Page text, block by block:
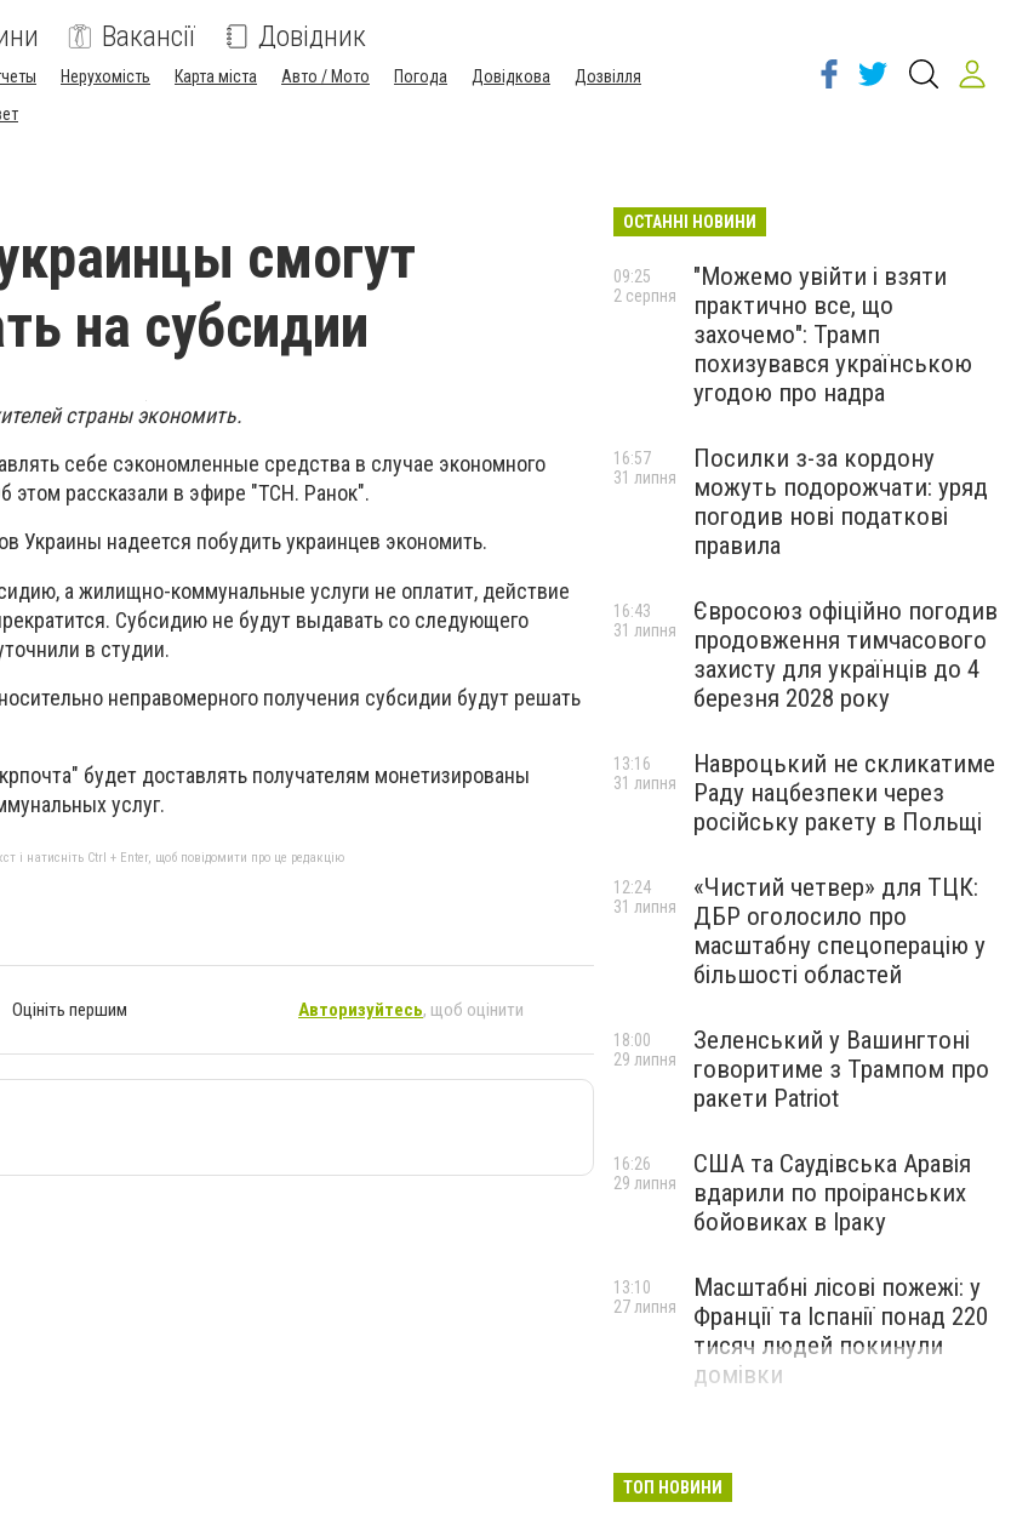
Вакансії Довідник
Нерухомість Карта міста Авто / Мото Погода Довідкова
Дозвілля
смогут
на субсидии
страны экономить.
себе сэкономленные средства в случае экономного
этом рассказали в эфире "ТСН. Ранок".
Украины надеется побудить украинцев экономить.
а жилищно-коммунальные услуги не оплатит, действие
Субсидию не будут выдавать со следующего
в студии.
неправомерного получения субсидии будут решать
будет доставлять получателям монетизированы
услуг.
і натисніть Ctrl + Enter, щоб повідомити про це редакцію
Оцініть першим Авторизуйтесь, щоб оцінити
ОСТАННІ НОВИНИ
"Можемо увійти і взяти
практично все, що
захочемо": Трамп
похизувався українською
угодою про надра
09:25
2 серпня
Посилки з-за кордону
можуть подорожчати: уряд
погодив нові податкові
правила
16:57
31 липня
Євросоюз офіційно погодив
продовження тимчасового
захисту для українців до 4
березня 2028 року
16:43
31 липня
Навроцький не скликатиме
Раду нацбезпеки через
російську ракету в Польщі
13:16
31 липня
«Чистий четвер» для ТЦК:
ДБР оголосило про
масштабну спецоперацію у
більшості областей
12:24
31 липня
Зеленський у Вашингтоні
говоритиме з Трампом про
ракети Patriot
18:00
29 липня
США та Саудівська Аравія
вдарили по проіранських
бойовиках в Іраку
16:26
29 липня
Масштабні лісові пожежі: у
Франції та Іспанії понад 220
тисяч людей покинули
домівки
13:10
27 липня
ТОП НОВИНИ